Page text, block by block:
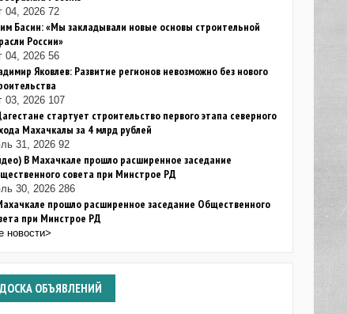
04, 2026 72
Басин: «Мы закладывали новые основы строительной
России»
04, 2026 56
Яковлев: Развитие регионов невозможно без нового
03, 2026 107
стартует строительство первого этапа северного
Махачкалы за 4 млрд рублей
31, 2026 92
В Махачкале прошло расширенное заседание
совета при Минстрое РД
30, 2026 286
прошло расширенное заседание Общественного
при Минстрое РД
новости>
ДОСКА ОБЪЯВЛЕНИЙ